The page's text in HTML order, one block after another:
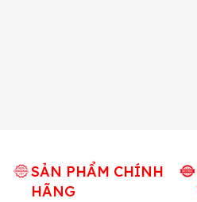
SẢN PHẨM CHÍNH
HÃNG